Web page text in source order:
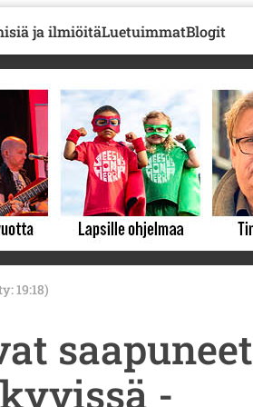
ja ilmiöitäLuetuimmatBlogit
19:18)
saapuneet
-